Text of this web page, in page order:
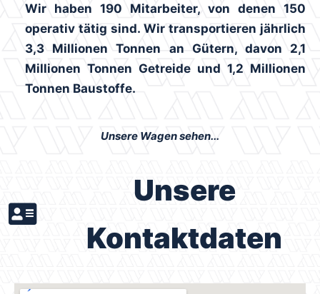
Wir haben 190 Mitarbeiter, von denen 150
operativ tätig sind. Wir transportieren jährlich
3,3 Millionen Tonnen an Gütern, davon 2,1
Millionen Tonnen Getreide und 1,2 Millionen
Tonnen Baustoffe.
Unsere Wagen sehen...
Unsere
Kontaktdaten